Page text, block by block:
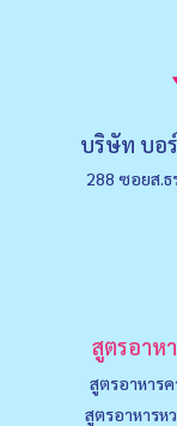
บริษัท บอ
288 ซอยส.
สูตรอาห
สูตรอาหารค
สูตรอาหารห